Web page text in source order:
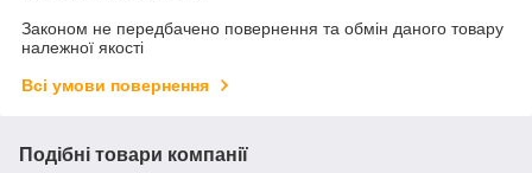
Законом не передбачено повернення та обмін даного товару
належної якості
Всі умови повернення
Подібні товари компанії